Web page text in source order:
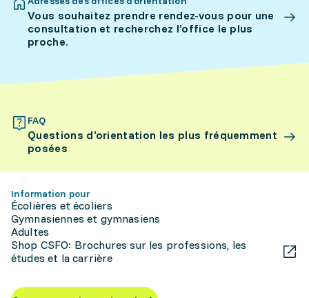
Vous souhaitez prendre rendez-vous pour une
consultation et recherchez l’office le plus
proche.
FAQ
Questions d’orientation les plus fréquemment
posées
Information pour
Écolières et écoliers
Gymnasiennes et gymnasiens
Adultes
Shop CSFO: Brochures sur les professions, les
études et la carrière